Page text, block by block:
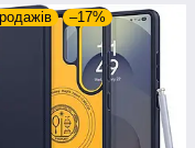
–17%